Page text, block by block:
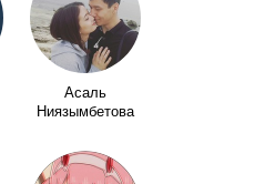
Асаль
Ниязымбетова